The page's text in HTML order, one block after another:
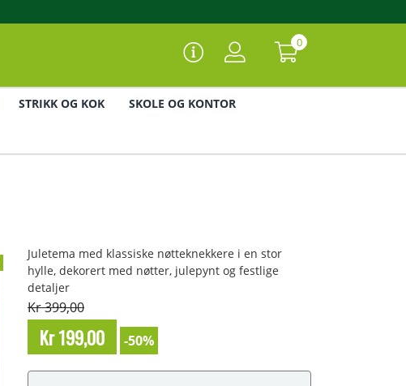
0
STRIKK OG KOK SKOLE OG KONTOR
Juletema med klassiske nøtteknekkere i en stor
hylle, dekorert med nøtter, julepynt og festlige
detaljer
Kr 399,00
Kr 199,00 -50%